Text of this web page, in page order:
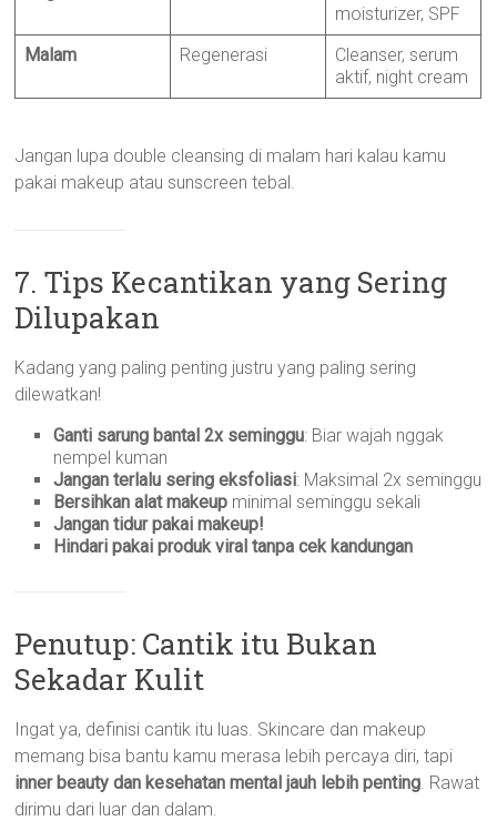
moisturizer, SPF
Malam
Regenerasi
Cleanser, serum
aktif, night cream
Jangan lupa double cleansing di malam hari kalau kamu
pakai makeup atau sunscreen tebal.
7. Tips Kecantikan yang Sering
Dilupakan
Kadang yang paling penting justru yang paling sering
dilewatkan!
Ganti sarung bantal 2x seminggu: Biar wajah nggak
nempel kuman
Jangan terlalu sering eksfoliasi: Maksimal 2x seminggu
Bersihkan alat makeup minimal seminggu sekali
Jangan tidur pakai makeup!
Hindari pakai produk viral tanpa cek kandungan
Penutup: Cantik itu Bukan
Sekadar Kulit
Ingat ya, definisi cantik itu luas. Skincare dan makeup
memang bisa bantu kamu merasa lebih percaya diri, tapi
inner beauty dan kesehatan mental jauh lebih penting. Rawat
dirimu dari luar dan dalam.